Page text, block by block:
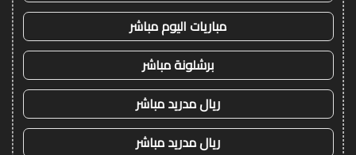
مباريات اليوم مباشر
برشلونة مباشر
ريال مدريد مباشر
ريال مدريد مباشر